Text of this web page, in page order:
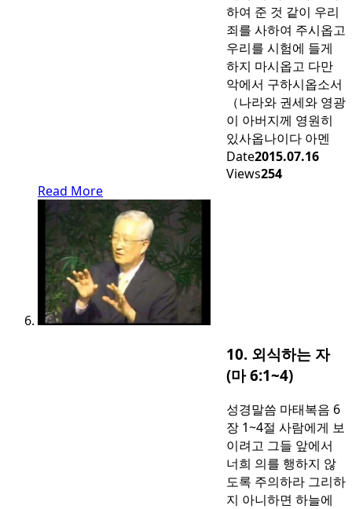
하여 준 것 같이 우리
죄를 사하여 주시옵고
우리를 시험에 들게
하지 마시옵고 다만
악에서 구하시옵소서
（나라와 권세와 영광
이 아버지께 영원히
있사옵나이다 아멘
Date2015.07.16
Views254
Read More
10. 외식하는 자
(마 6:1~4)
성경말씀 마태복음 6
장 1~4절 사람에게 보
이려고 그들 앞에서
너희 의를 행하지 않
도록 주의하라 그리하
지 아니하면 하늘에